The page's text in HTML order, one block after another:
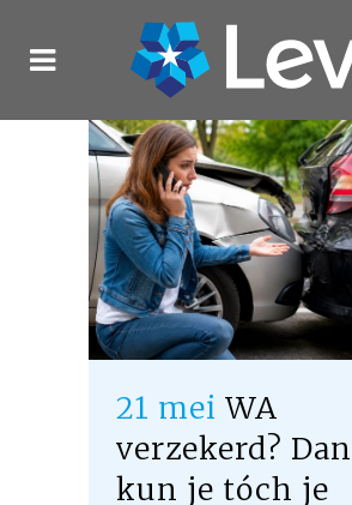
21 mei WA
verzekerd? Dan
kun je tóch je